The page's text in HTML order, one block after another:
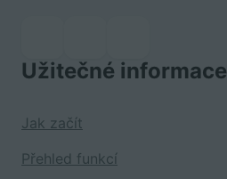
Užitečné informace
Jak začít
Přehled funkcí